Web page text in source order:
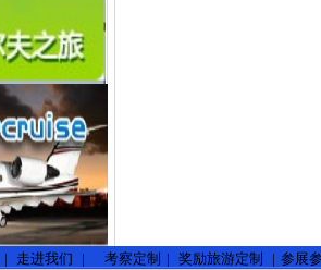
| 走进我们 | 考察定制 | 奖励旅游定制 | 参展